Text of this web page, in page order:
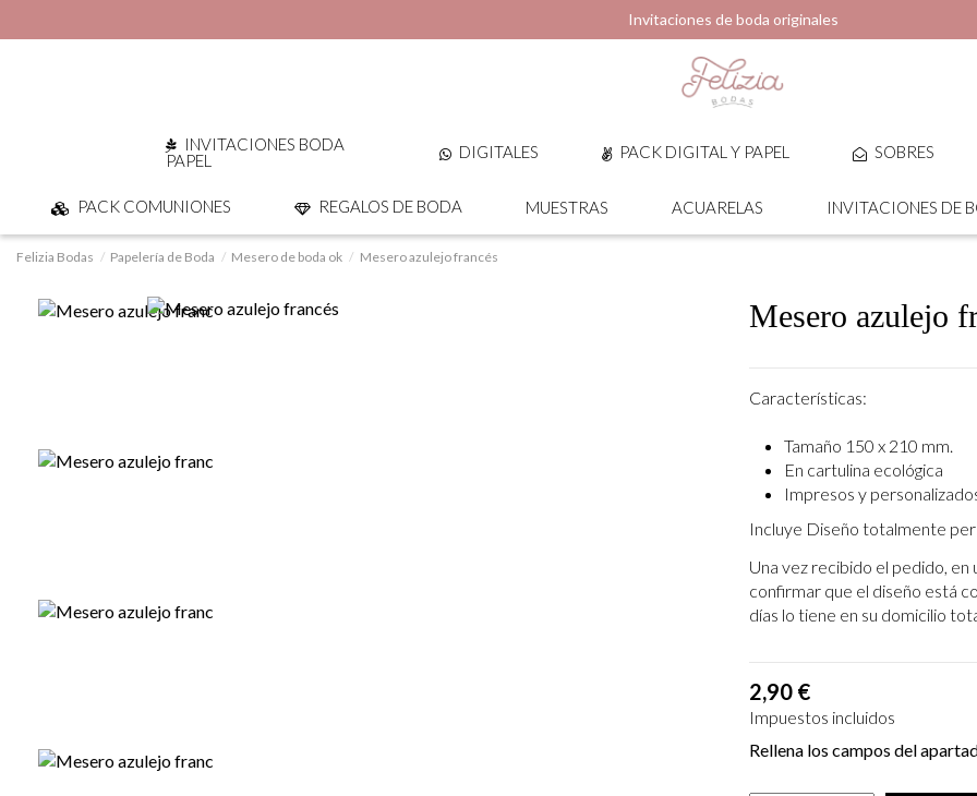
Invitaciones de boda originales
INVITACIONES BODA
PAPEL
DIGITALES PACK DIGITAL Y PAPEL SOBRES
PACK COMUNIONES REGALOS DE BODA MUESTRAS ACUARELAS INVITACIONES DE
Felizia Bodas Papelería de Boda Mesero de boda ok Mesero azulejo francés
Mesero azulejo
Características:
Tamaño 150 x 210 mm.
En cartulina ecológica
Impresos y
Incluye Diseño totalmente
Una vez recibido el pedido, en
confirmar que el diseño está
días lo tiene en su domicilio
2,90 €
Impuestos incluidos
Rellena los campos del